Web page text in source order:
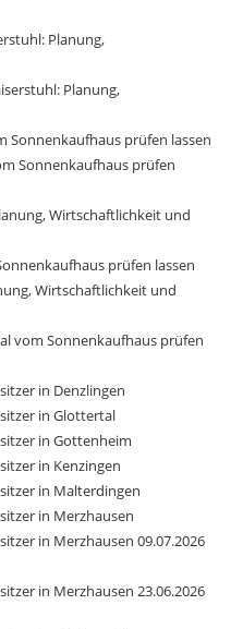
Planung,
Planung,
Sonnenkaufhaus prüfen lassen
Sonnenkaufhaus prüfen
Wirtschaftlichkeit und
prüfen lassen
Wirtschaftlichkeit und
vom Sonnenkaufhaus prüfen
in Denzlingen
in Glottertal
in Gottenheim
in Kenzingen
in Malterdingen
in Merzhausen
in Merzhausen 09.07.2026
in Merzhausen 23.06.2026